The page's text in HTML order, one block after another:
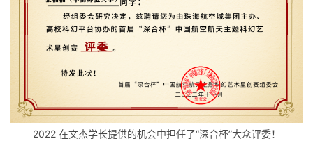
2022 在文杰学长提供的机会中担任了“深合杯”大众评委！